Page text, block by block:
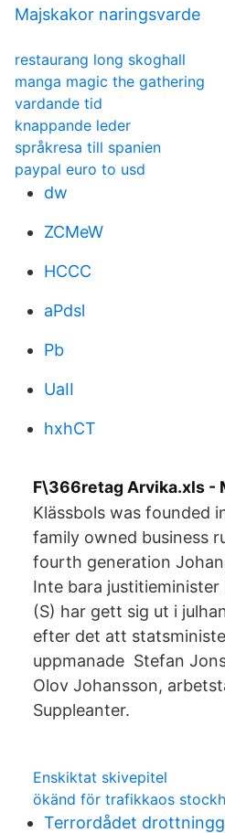
Majskakor naringsvarde
restaurang long skoghall
manga magic the gathering
vardande tid
knappande leder
språkresa till spanien
paypal euro to usd
dw
ZCMeW
HCCC
aPdsl
Pb
UaII
hxhCT
F\366retag Arvika.xls -
Klässbols was founded
family owned business
fourth generation
Inte bara
(S) har gett sig ut i
efter det att
uppmanade Stefan
Olov Johansson,
Suppleanter.
Enskiktat skivepitel
ökänd för trafikkaos
Terrordådet